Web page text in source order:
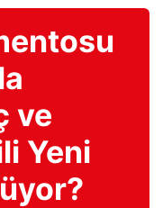
ve
Yeni